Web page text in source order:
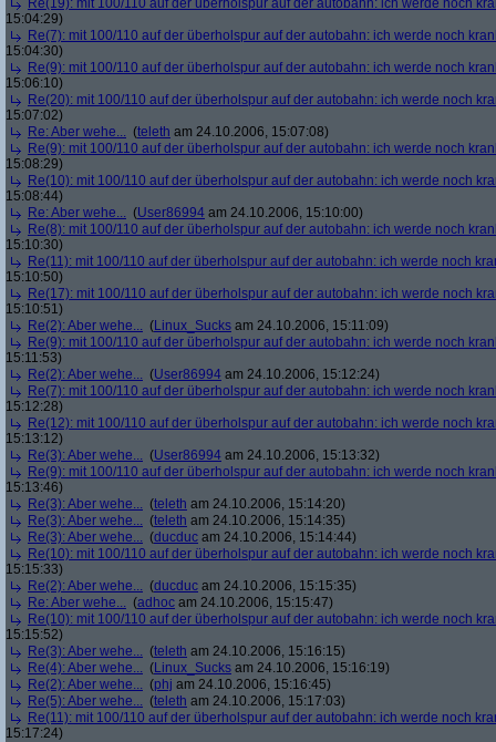
Re(19): mit 100/110 auf der überholspur auf der autobahn: ich werde noch
15:04:29)
Re(7): mit 100/110 auf der überholspur auf der autobahn: ich werde noch
15:04:30)
Re(9): mit 100/110 auf der überholspur auf der autobahn: ich werde noch
15:06:10)
Re(20): mit 100/110 auf der überholspur auf der autobahn: ich werde noch
15:07:02)
Re: Aber wehe... (teleth am 24.10.2006, 15:07:08)
Re(9): mit 100/110 auf der überholspur auf der autobahn: ich werde noch
15:08:29)
Re(10): mit 100/110 auf der überholspur auf der autobahn: ich werde noch
15:08:44)
Re: Aber wehe... (User86994 am 24.10.2006, 15:10:00)
Re(8): mit 100/110 auf der überholspur auf der autobahn: ich werde noch
15:10:30)
Re(11): mit 100/110 auf der überholspur auf der autobahn: ich werde noch
15:10:50)
Re(17): mit 100/110 auf der überholspur auf der autobahn: ich werde noch
15:10:51)
Re(2): Aber wehe... (Linux_Sucks am 24.10.2006, 15:11:09)
Re(9): mit 100/110 auf der überholspur auf der autobahn: ich werde noch
15:11:53)
Re(2): Aber wehe... (User86994 am 24.10.2006, 15:12:24)
Re(7): mit 100/110 auf der überholspur auf der autobahn: ich werde noch
15:12:28)
Re(12): mit 100/110 auf der überholspur auf der autobahn: ich werde noch
15:13:12)
Re(3): Aber wehe... (User86994 am 24.10.2006, 15:13:32)
Re(9): mit 100/110 auf der überholspur auf der autobahn: ich werde noch
15:13:46)
Re(3): Aber wehe... (teleth am 24.10.2006, 15:14:20)
Re(3): Aber wehe... (teleth am 24.10.2006, 15:14:35)
Re(3): Aber wehe... (ducduc am 24.10.2006, 15:14:44)
Re(10): mit 100/110 auf der überholspur auf der autobahn: ich werde noch
15:15:33)
Re(2): Aber wehe... (ducduc am 24.10.2006, 15:15:35)
Re: Aber wehe... (adhoc am 24.10.2006, 15:15:47)
Re(10): mit 100/110 auf der überholspur auf der autobahn: ich werde noch
15:15:52)
Re(3): Aber wehe... (teleth am 24.10.2006, 15:16:15)
Re(4): Aber wehe... (Linux_Sucks am 24.10.2006, 15:16:19)
Re(2): Aber wehe... (phj am 24.10.2006, 15:16:45)
Re(5): Aber wehe... (teleth am 24.10.2006, 15:17:03)
Re(11): mit 100/110 auf der überholspur auf der autobahn: ich werde noch
15:17:24)